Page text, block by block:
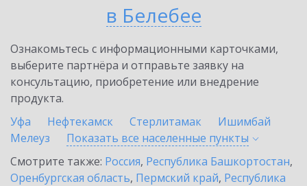
в Белебее
Ознакомьтесь с информационными карточками,
выберите партнёра и отправьте заявку на
консультацию, приобретение или внедрение
продукта.
Уфа
Нефтекамск Стерлитамак
Ишимбай
Мелеуз
Показать все населенные пункты
Смотрите также: Россия, Республика Башкортостан,
Оренбургская область, Пермский край, Республика